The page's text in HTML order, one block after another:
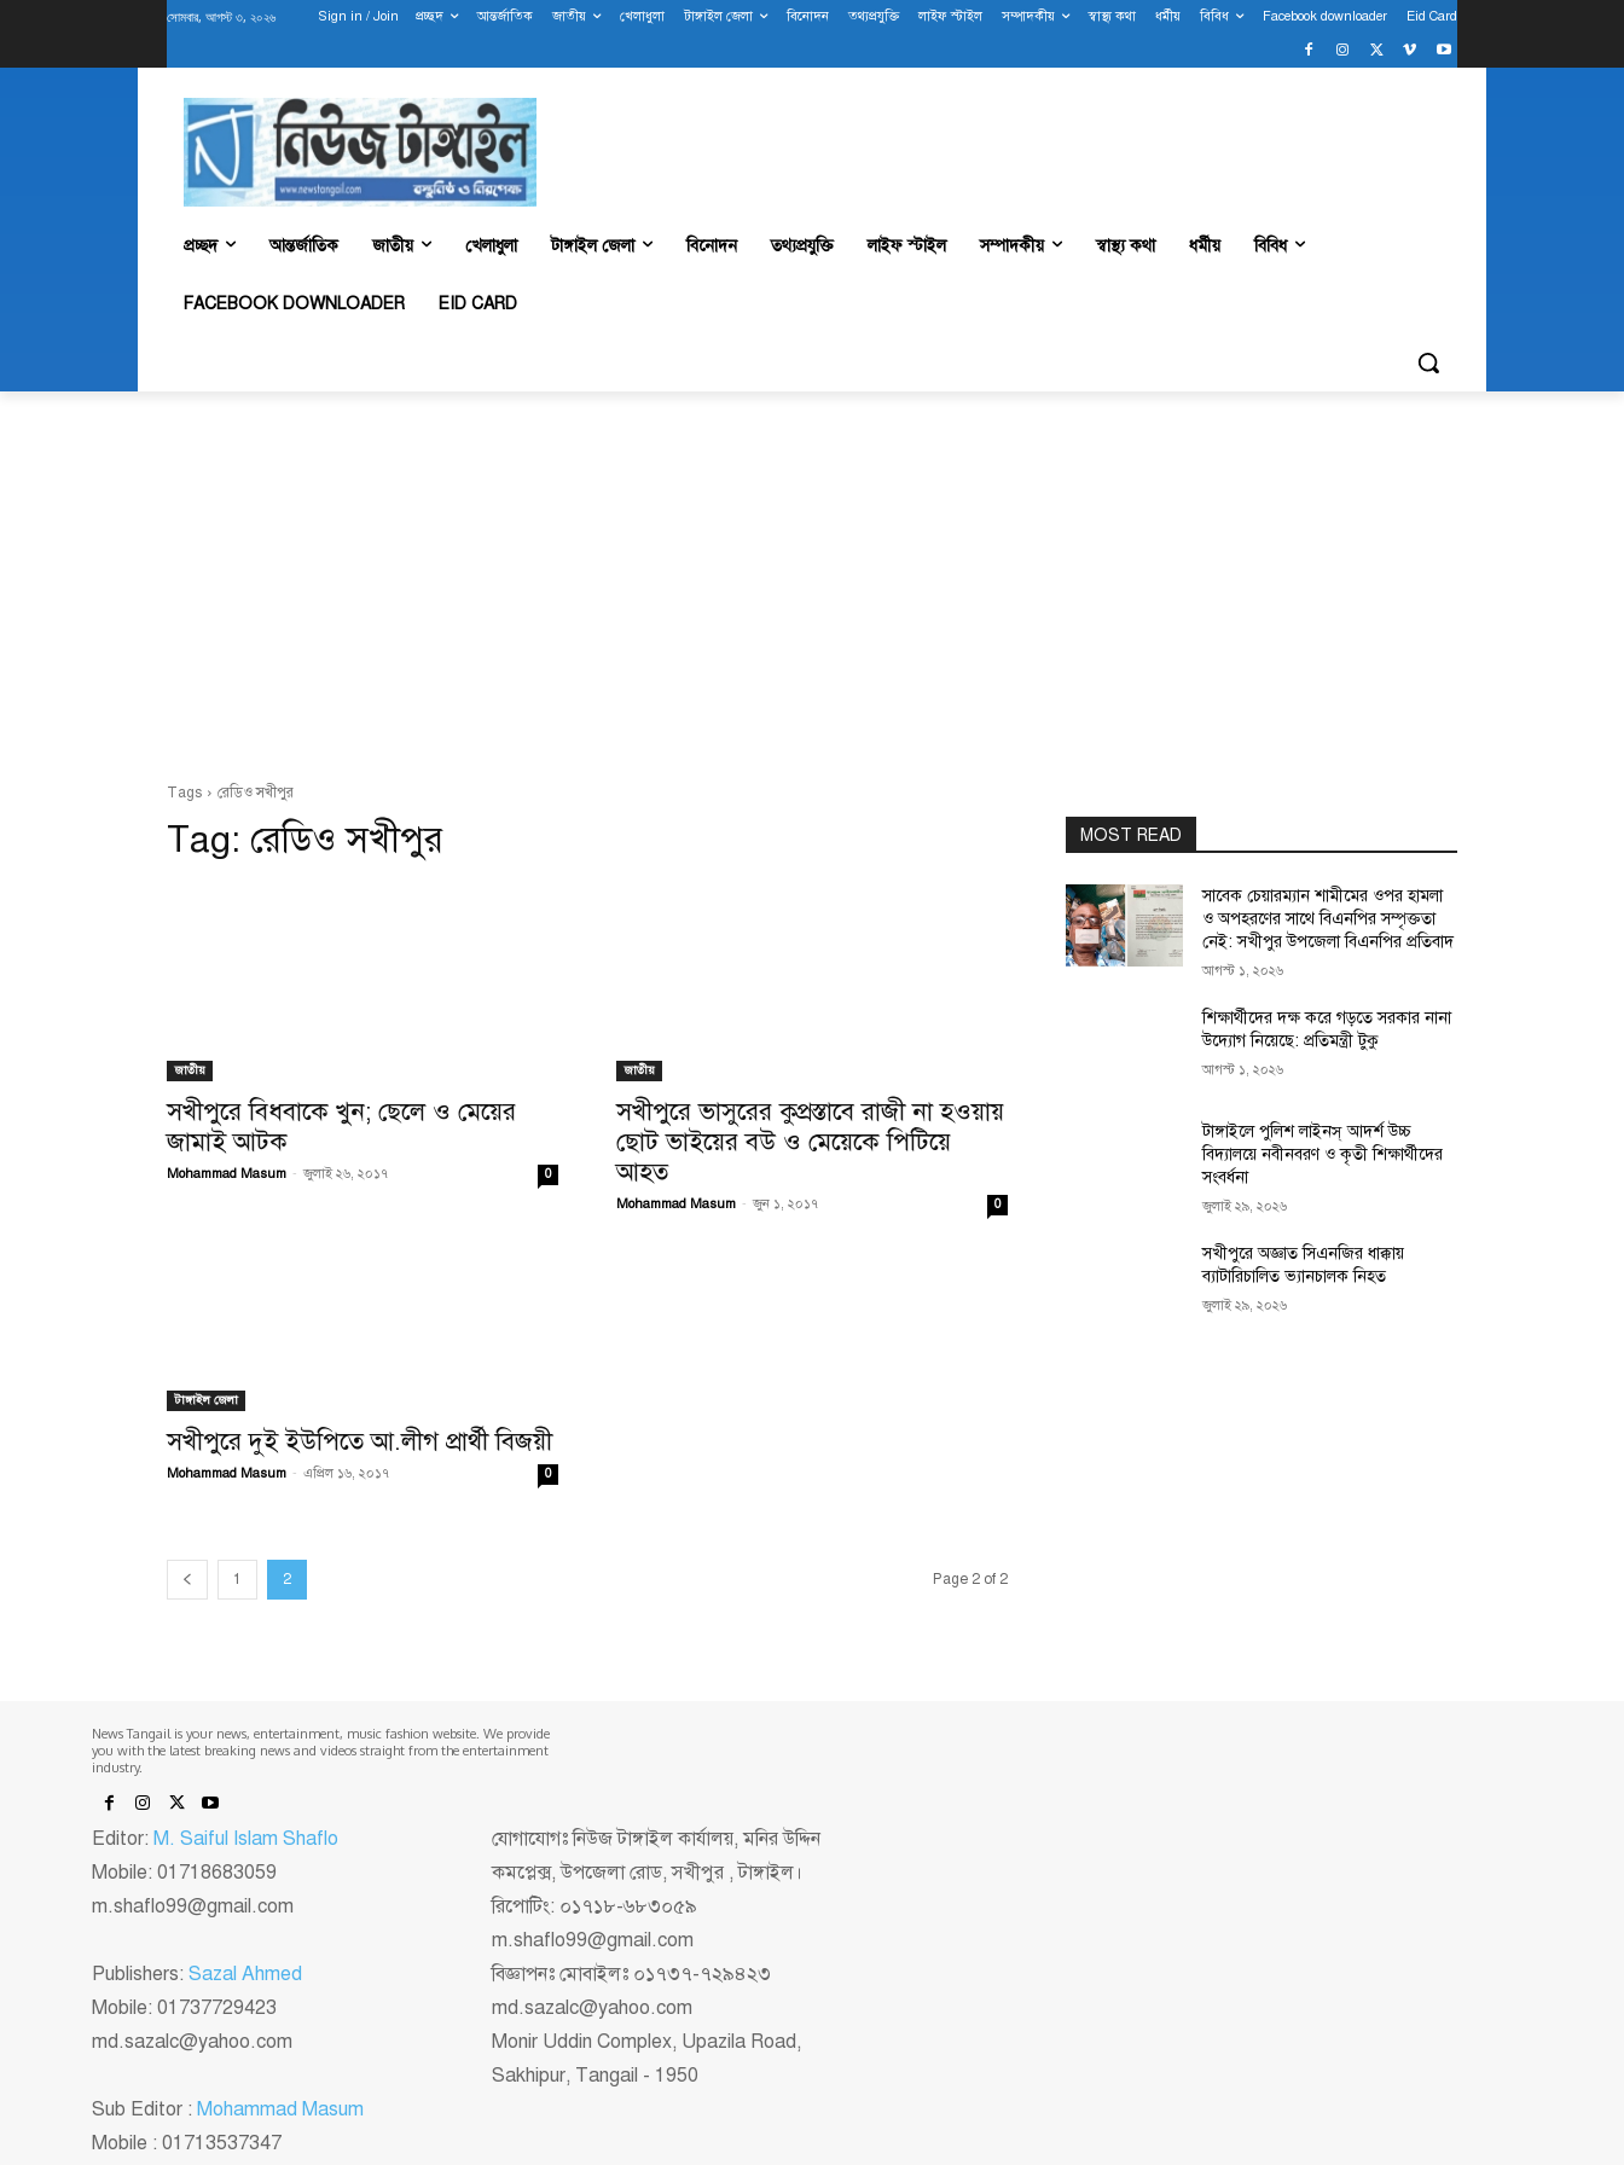
সোমবার, আগস্ট ৩, ২০২৬ Sign in / Join প্রচ্ছদ আন্তর্জাতিক জাতীয় খেলাধুলা টাঙ্গাইল জেলা বিনোদন তথ্যপ্রযুক্তি লাইফ স্টাইল সম্পাদকীয় স্বাস্থ্য কথা ধর্মীয় বিবিধ Facebook downloader Eid Card
প্রচ্ছদ আন্তর্জাতিক জাতীয় খেলাধুলা টাঙ্গাইল জেলা বিনোদন তথ্যপ্রযুক্তি লাইফ স্টাইল সম্পাদকীয় স্বাস্থ্য কথা ধর্মীয় বিবিধ
FACEBOOK DOWNLOADER EID CARD
Tags রেডিও সখীপুর
Tag: রেডিও সখীপুর
জাতীয়
সখীপুরে বিধবাকে খুন; ছেলে ও মেয়ের
জামাই আটক
Mohammad Masum - জুলাই ২৬, ২০১৭ 0
জাতীয়
সখীপুরে ভাসুরের কুপ্রস্তাবে রাজী না হওয়ায়
ছোট ভাইয়ের বউ ও মেয়েকে পিটিয়ে
আহত
Mohammad Masum - জুন ১, ২০১৭ 0
টাঙ্গাইল জেলা
সখীপুরে দুই ইউপিতে আ.লীগ প্রার্থী বিজয়ী
Mohammad Masum - এপ্রিল ১৬, ২০১৭ 0
1 2 Page 2 of 2
MOST READ
সাবেক চেয়ারম্যান শামীমের ওপর হামলা
ও অপহরণের সাথে বিএনপির সম্পৃক্ততা
নেই: সখীপুর উপজেলা বিএনপির প্রতিবাদ
আগস্ট ১, ২০২৬
শিক্ষার্থীদের দক্ষ করে গড়তে সরকার নানা
উদ্যোগ নিয়েছে: প্রতিমন্ত্রী টুকু
আগস্ট ১, ২০২৬
টাঙ্গাইলে পুলিশ লাইনস্ আদর্শ উচ্চ
বিদ্যালয়ে নবীনবরণ ও কৃতী শিক্ষার্থীদের
সংবর্ধনা
জুলাই ২৯, ২০২৬
সখীপুরে অজ্ঞাত সিএনজির ধাক্কায়
ব্যাটারিচালিত ভ্যানচালক নিহত
জুলাই ২৯, ২০২৬
News Tangail is your news, entertainment, music fashion website. We provide
you with the latest breaking news and videos straight from the entertainment
industry.
Editor: M. Saiful Islam Shaflo
Mobile: 01718683059
m.shaflo99@gmail.com
Publishers: Sazal Ahmed
Mobile: 01737729423
md.sazalc@yahoo.com
Sub Editor : Mohammad Masum
Mobile : 01713537347
যোগাযোগঃ নিউজ টাঙ্গাইল কার্যালয়, মনির উদ্দিন
কমপ্লেক্স, উপজেলা রোড, সখীপুর , টাঙ্গাইল।
রিপোটিং: ০১৭১৮-৬৮৩০৫৯
m.shaflo99@gmail.com
বিজ্ঞাপনঃ মোবাইলঃ ০১৭৩৭-৭২৯৪২৩
md.sazalc@yahoo.com
Monir Uddin Complex, Upazila Road,
Sakhipur, Tangail - 1950